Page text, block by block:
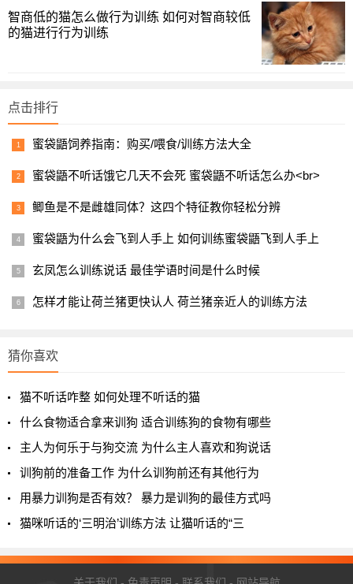
每天合理安排兔子的饮食，并定期清洁兔笼，保持兔子居
可能有些兔子的学习能力不尽人意，但只要多给它们一些
耐心，它们也是可以学会的。
3、多一些陪伴
兔子其实也是非常粘人的动物，宠主需多陪伴它们，这样
物和所能学到的东西都是有限的。而且兔子长期待在笼子里
所以宠主应该让兔子进行适当的笼外活动，同时多留意兔子
智商低的猫怎么做行为训练 如何对智商较低
的猫进行行为训练
点击排行
蜜袋鼯饲养指南：购买/喂食/训练方法大全
蜜袋鼯不听话饿它几天不会死 蜜袋鼯不听话怎么办<br>
鲫鱼是不是雌雄同体？这四个特征教你轻松分辨
蜜袋鼯为什么会飞到人手上 如何训练蜜袋鼯飞到人手上
玄凤怎么训练说话 最佳学语时间是什么时候
怎样才能让荷兰猪更快认人 荷兰猪亲近人的训练方法
猜你喜欢
猫不听话咋整 如何处理不听话的猫
什么食物适合拿来训狗 适合训练狗的食物有哪些
主人为何乐于与狗交流 为什么主人喜欢和狗说话
训狗前的准备工作 为什么训狗前还有其他行为
用暴力训狗是否有效？ 暴力是训狗的最佳方式吗
猫咪听话的‘三明治’训练方法 让猫听话的“三